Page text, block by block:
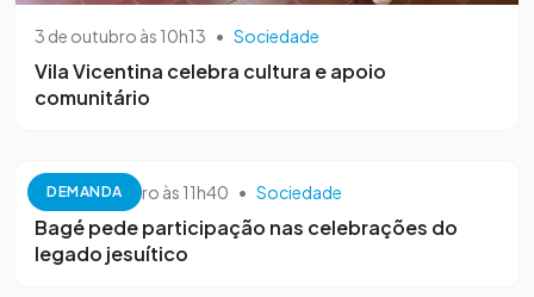
3 de outubro às 10h13 • Sociedade
Vila Vicentina celebra cultura e apoio
comunitário
DEMANDA
26 de setembro às 11h40 • Sociedade
Bagé pede participação nas celebrações do
legado jesuítico